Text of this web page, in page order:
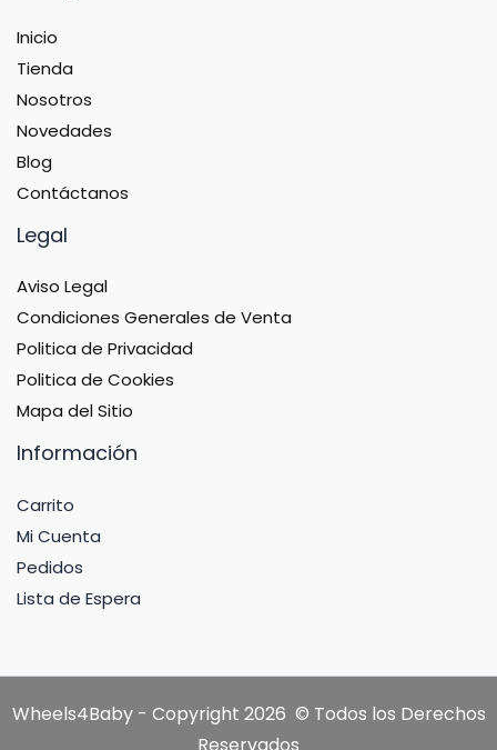
Inicio
Tienda
Nosotros
Novedades
Blog
Contáctanos
Legal
Aviso Legal
Condiciones Generales de Venta
Politica de Privacidad
Politica de Cookies
Mapa del Sitio
Información
Carrito
Mi Cuenta
Pedidos
Lista de Espera
Wheels4Baby - Copyright 2026 © Todos los Derechos